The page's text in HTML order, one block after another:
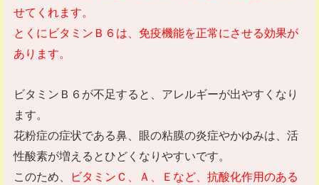
せてくれます。
とくにビタミンＢ６は、免疫機能を正常にさせる効果が
あります。
ビタミンＢ６が不足すると、アレルギーが出やすくなり
ます。
花粉症の症状である鼻、眼の粘膜の炎症やかゆみは、活
性酸素が増えるとひどくなりやすいです。
このため、
ビタミンＣ、Ａ、Ｅなど、抗酸化作用のある